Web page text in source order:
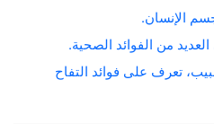
الإنسان.
من الفوائد الصحية.
تعرف على فوائد التفاح